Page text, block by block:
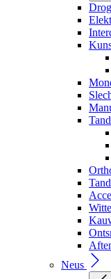
Neus